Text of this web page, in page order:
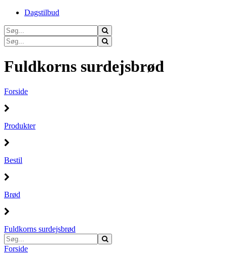
Dagstilbud
Fuldkorns surdejsbrød
Forside
Produkter
Bestil
Brød
Fuldkorns surdejsbrød
Forside